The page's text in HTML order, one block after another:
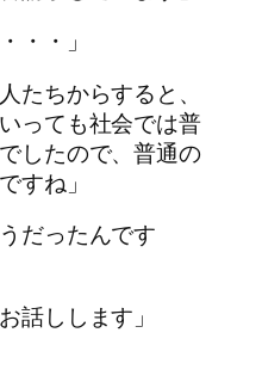
・・」
たちからすると、
っても社会では普
したので、普通の
すね」
だったんです
話しします」